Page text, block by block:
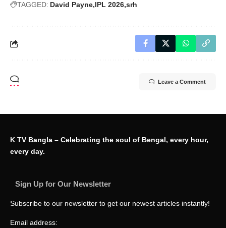
TAGGED: David Payne IPL 2026 srh
Leave a Comment
K TV Bangla – Celebrating the soul of Bengal, every hour,
every day.
Sign Up for Our Newsletter
Subscribe to our newsletter to get our newest articles instantly!
Email address: